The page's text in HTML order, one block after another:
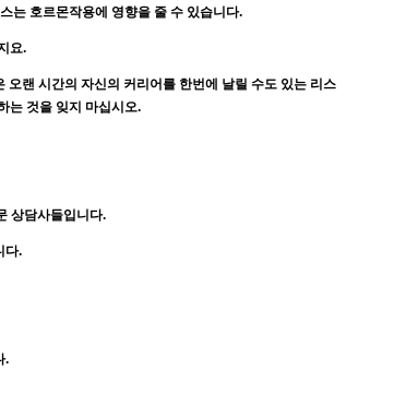
는 호르몬작용에 영향을 줄 수 있습니다.
요.
랜 시간의 자신의 커리어를 한번에 날릴 수도 있는 리스
는 것을 잊지 마십시오.
상담사들입니다.
다.
.